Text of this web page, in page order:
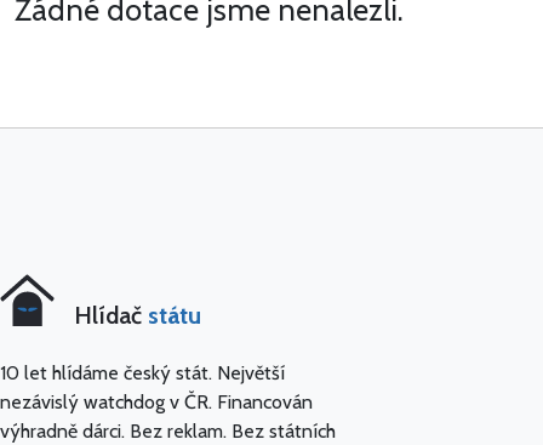
Žádné dotace jsme nenalezli.
Hlídač státu
10 let hlídáme český stát. Největší
nezávislý watchdog v ČR. Financován
výhradně dárci. Bez reklam. Bez státních